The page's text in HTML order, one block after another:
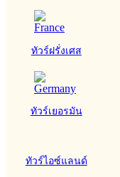
ทัวร์ฝรั่งเศส
ทัวร์เยอรมัน
ทัวร์ไอซ์แลนด์